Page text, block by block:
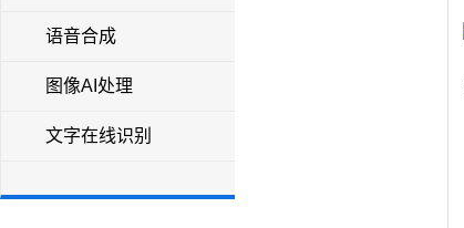
语音合成
图像AI处理
文字在线识别